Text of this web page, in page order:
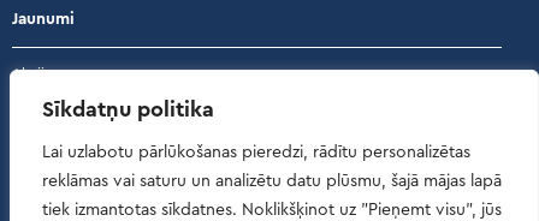
Sīkdatņu politika
Lai uzlabotu pārlūkošanas pieredzi, rādītu personalizētas
reklāmas vai saturu un analizētu datu plūsmu, šajā mājas lapā
tiek izmantotas sīkdatnes. Noklikšķinot uz "Pieņemt visu", jūs
Jaunumi
Akcijas
Lojalitāte
Atsauksmes
Atsauksmes